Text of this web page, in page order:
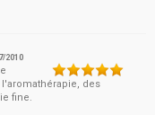
2010
des
fine.